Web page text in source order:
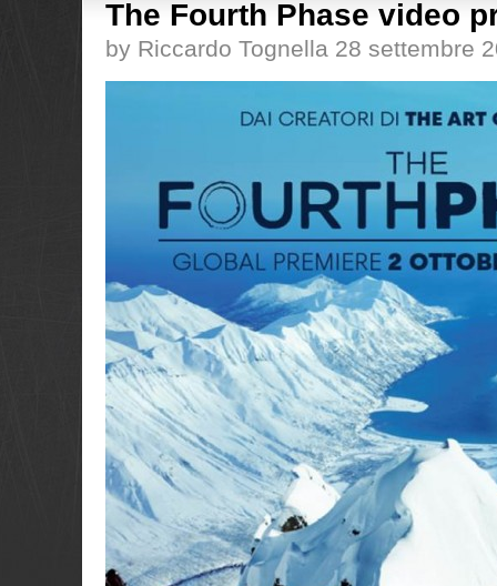
The Fourth Phase video
by Riccardo Tognella 28 settembre